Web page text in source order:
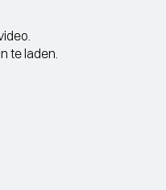
te laden.